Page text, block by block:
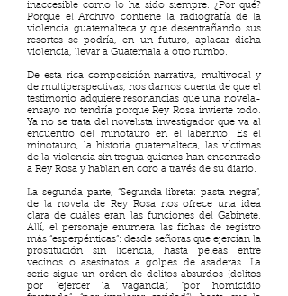
inaccesible como lo ha sido siempre. ¿Por qué?
Porque el Archivo contiene la radiografía de la
violencia guatemalteca y que desentrañando sus
resortes se podría, en un futuro, aplacar dicha
violencia, llevar a Guatemala a otro rumbo.
De esta rica composición narrativa, multivocal y
de multiperspectivas, nos damos cuenta de que el
testimonio adquiere resonancias que una novela-
ensayo no tendría porque Rey Rosa invierte todo.
Ya no se trata del novelista investigador que va al
encuentro del minotauro en el laberinto. Es el
minotauro, la historia guatemalteca, las víctimas
de la violencia sin tregua quienes han encontrado
a Rey Rosa y hablan en coro a través de su diario.
La segunda parte, “Segunda libreta: pasta negra”,
de la novela de Rey Rosa nos ofrece una idea
clara de cuáles eran las funciones del Gabinete.
Allí, el personaje enumera las fichas de registro
más “esperpénticas”: desde señoras que ejercían la
prostitución sin licencia, hasta peleas entre
vecinos o asesinatos a golpes de asaderas. La
serie sigue un orden de delitos absurdos (delitos
por “ejercer la vagancia”, “por homicidio